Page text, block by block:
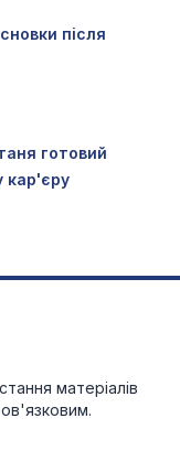
після
готовий
кар'єру
матеріалів